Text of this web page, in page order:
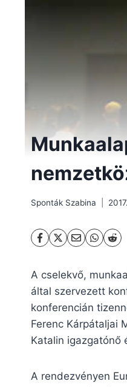
Sponták Szabina
A cselekvő,
által szervezett
konferencián
Ferenc Kárpátaljai
Katalin igazgatónő
A rendezvényen